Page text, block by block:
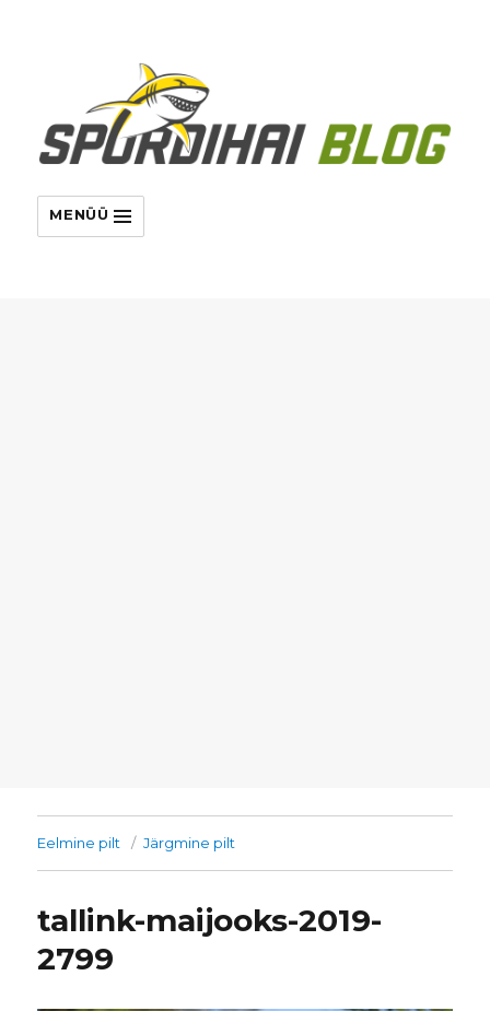
MENÜÜ
Eelmine pilt Järgmine pilt
tallink-maijooks-2019-
2799